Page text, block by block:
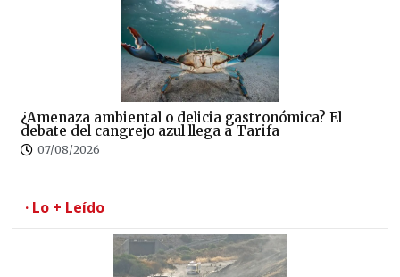
¿Amenaza ambiental o delicia gastronómica? El
debate del cangrejo azul llega a Tarifa
07/08/2026
· Lo + Leído